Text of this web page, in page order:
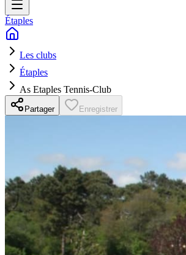
Étaples
Les clubs
Étaples
As Etaples Tennis-Club
Partager Enregistrer